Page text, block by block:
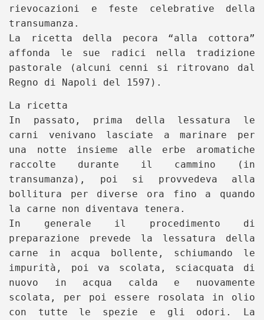
rievocazioni e feste celebrative della
transumanza.
La ricetta della pecora “alla cottora”
affonda le sue radici nella tradizione
pastorale (alcuni cenni si ritrovano dal
Regno di Napoli del 1597).
La ricetta
In passato, prima della lessatura le
carni venivano lasciate a marinare per
una notte insieme alle erbe aromatiche
raccolte durante il cammino (in
transumanza), poi si provvedeva alla
bollitura per diverse ora fino a quando
la carne non diventava tenera.
In generale il procedimento di
preparazione prevede la lessatura della
carne in acqua bollente, schiumando le
impurità, poi va scolata, sciacquata di
nuovo in acqua calda e nuovamente
scolata, per poi essere rosolata in olio
con tutte le spezie e gli odori. La